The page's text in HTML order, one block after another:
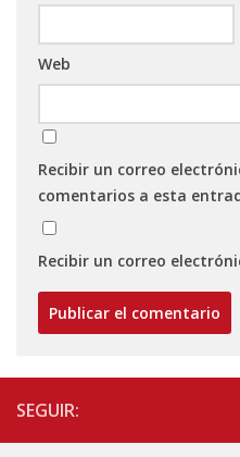
Web
Recibir un correo
comentarios a esta
Recibir un correo
SEGUIR: